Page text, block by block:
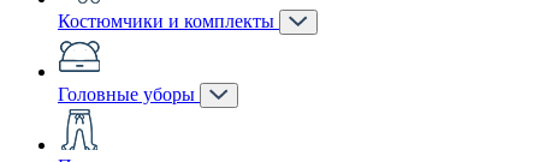
Костюмчики и комплекты
Головные уборы